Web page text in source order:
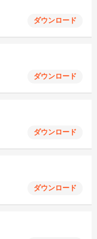
ダウンロード
ダウンロード
ダウンロード
ダウンロード